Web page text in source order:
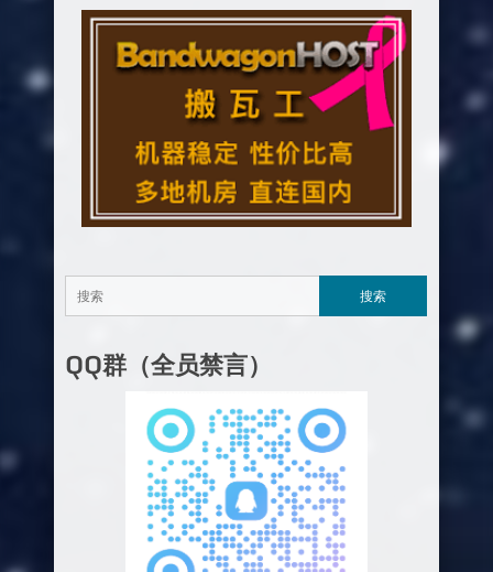
QQ群（全员禁言）